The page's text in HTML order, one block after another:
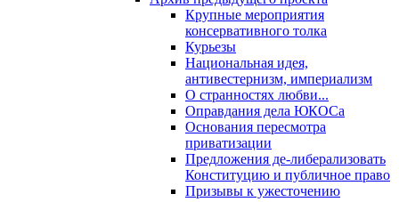
Крупные мероприятия
консервативного толка
Курьезы
Национальная идея,
антивестернизм, империализм
О странностях любви...
Оправдания дела ЮКОСа
Основания пересмотра
приватизации
Предложения де-либерализовать
Конституцию и публичное право
Призывы к ужесточению